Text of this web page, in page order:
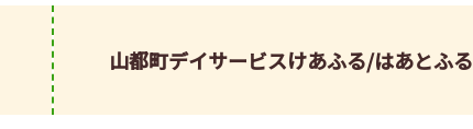
山都町デイサービスけあふる/はあとふる